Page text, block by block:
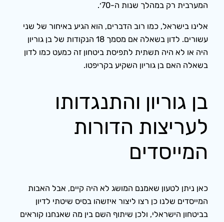
המערבית רק במהלך שנות ה-70׳.
אלינו בישראל, כמו רוב הדברים, הוא הגיע באיחור של שני
עשורים. לדון בשאלה אם מסמך 18 הנקודות של בן גוריון
היה או לא היה תשתית לתפיסת ביטחון זה כמעט כמו לדון
בשאלה האם בן גוריון השקיע בקריפטו.
בן גוריון והתנגדותו
לעריצות הדורות
המייסדים
כאן ניתן לטעון שאמנם המושג לא היה קיים, אבל האבות
המייסדים שלנו כן רצו ליצור איזשהו בסיס שיטתי לדיון
בביטחון הישראלי, ולכן שיתוף השם בין מה שאנחנו קוראים